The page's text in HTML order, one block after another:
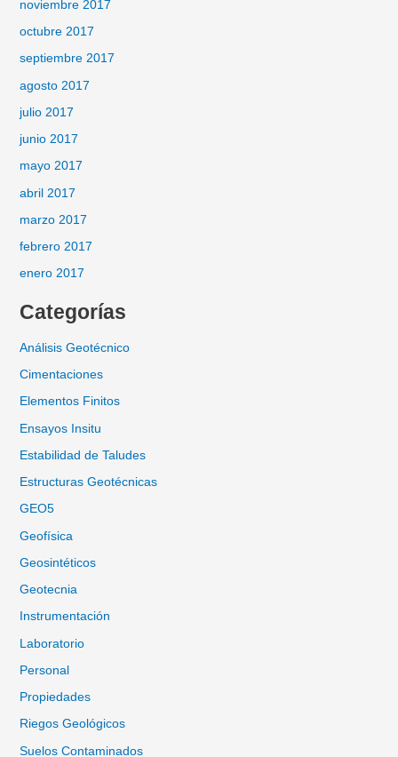
noviembre 2017
octubre 2017
septiembre 2017
agosto 2017
julio 2017
junio 2017
mayo 2017
abril 2017
marzo 2017
febrero 2017
enero 2017
Categorías
Análisis Geotécnico
Cimentaciones
Elementos Finitos
Ensayos Insitu
Estabilidad de Taludes
Estructuras Geotécnicas
GEO5
Geofísica
Geosintéticos
Geotecnia
Instrumentación
Laboratorio
Personal
Propiedades
Riegos Geológicos
Suelos Contaminados